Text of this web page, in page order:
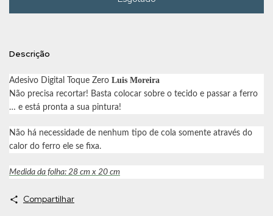
Descrição
Adesivo Digital Toque Zero Luis Moreira
Não precisa recortar! Basta colocar sobre o tecido e passar a ferro
… e está pronta a sua pintura!
Não há necessidade de nenhum tipo de cola somente através do
calor do ferro ele se fixa.
Medida da folha: 28 cm x 20 cm
Compartilhar